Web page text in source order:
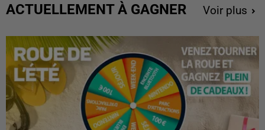
ACTUELLEMENT À GAGNER Voir plus